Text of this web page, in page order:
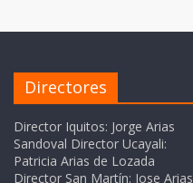
Directores
Director Iquitos: Jorge Arias
Sandoval Director Ucayali:
Patricia Arias de Lozada
Director San Martín: Jose Arias